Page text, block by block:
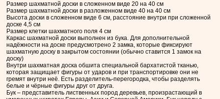
Размер шахматной доски в сложенном виде 20 на 40 см
Размер шахматной доски в разложенном виде 40 на 40 см
Высота доски в сложенном виде 6 см, расстояние внутри при сложенной
доске 4,5 см
Размер клетки шахматного поля 4 см
Каркас шахматной доски выполнен из бука. Для дополнительной
надёжности на доске предусмотрено 2 замка, которые фиксируют
шахматную доску в закрытом состоянии (обычно ставится 1 замок на
доску)
Внутри шахматная доска обшита специальной бархатистой тканью,
которая защищает фигуры от ударов и при транспортировке они не
гремят внутри неё. Есть разделитель-перегородка, чтобы разделять
белые и чёрные фигуры друг от друга.
Бук – представитель лиственных пород деревьев, произрастающий в